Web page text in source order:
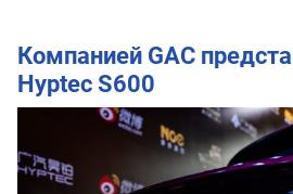
Компанией GAC
Hyptec S600